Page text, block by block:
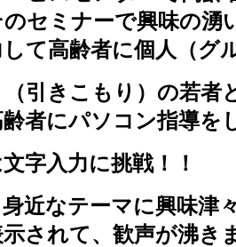
セミナーで興味の湧
て高齢者に個人（グ
（引きこもり）の若者
者にパソコン指導を
字入力に挑戦！！
身近なテーマに興味津
されて、歓声が沸き